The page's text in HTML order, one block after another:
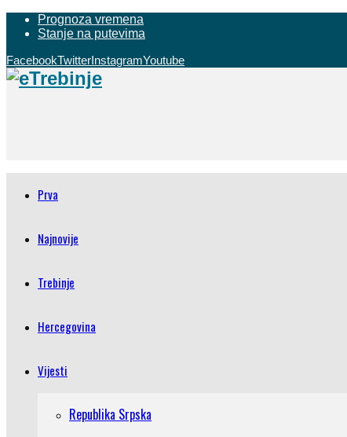
Prognoza vremena
Stanje na putevima
FacebookTwitterInstagramYoutube
Prva
Najnovije
Trebinje
Hercegovina
Vijesti
Republika Srpska